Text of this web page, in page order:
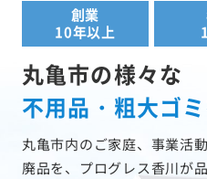
創業
10年以上
丸亀市の様々な
不用品・粗大ゴミ
丸亀市内のご家庭、事業活
廃品を、プログレス香川が